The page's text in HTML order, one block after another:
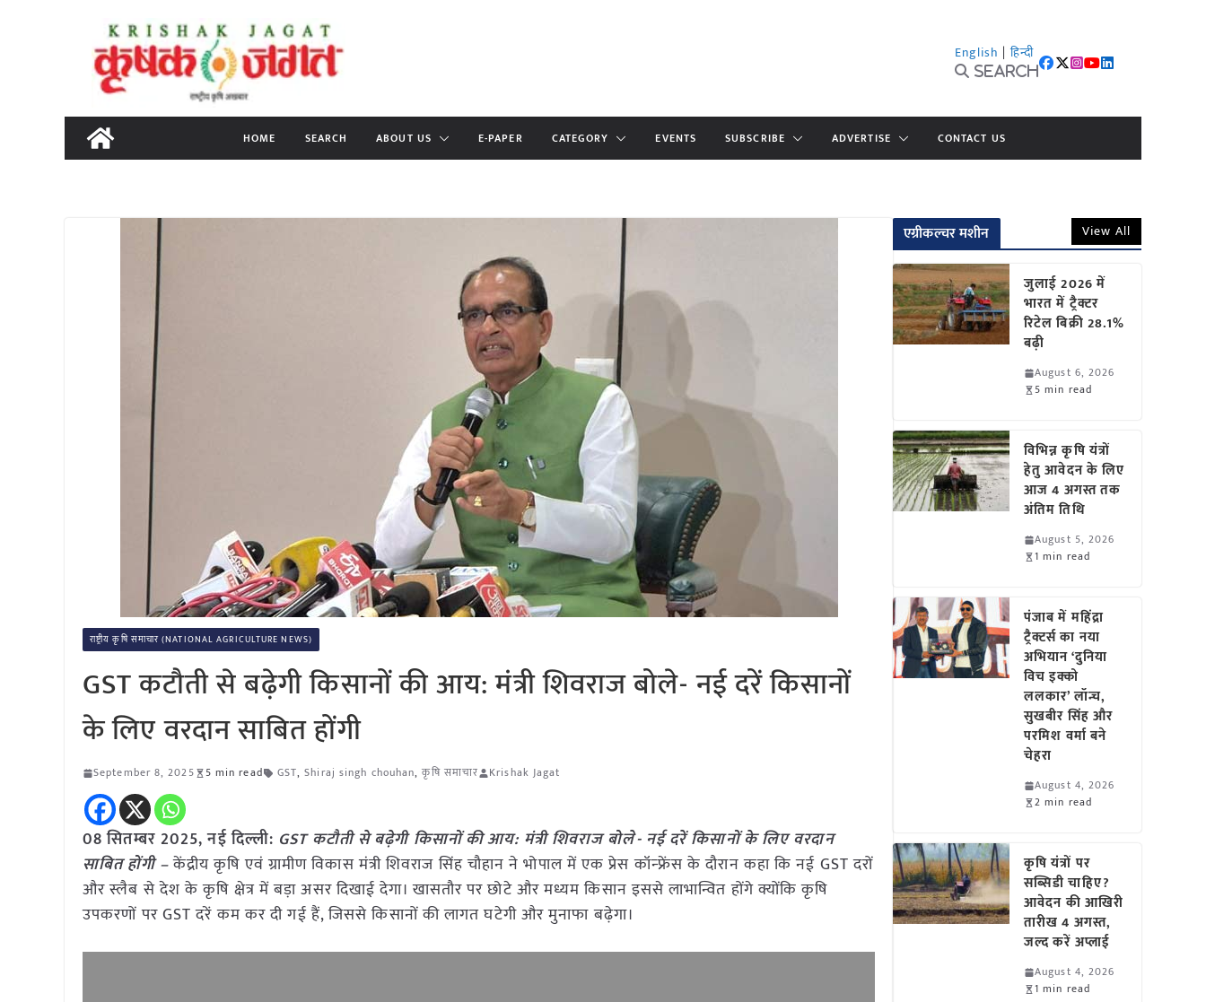
content
English | हिन्दी
Search
HOME SEARCH ABOUT US E-PAPER CATEGORY EVENTS SUBSCRIBE ADVERTISE CONTACT US
राष्ट्रीय कृषि समाचार (NATIONAL AGRICULTURE NEWS)
GST कटौती से बढ़ेगी किसानों की आय: मंत्री शिवराज बोले- नई दरें किसानों
के लिए वरदान साबित होंगी
September 8, 2025 5 min read GST,Shiraj singh chouhan,कृषि समाचार Krishak Jagat
08 सितम्बर 2025, नई दिल्ली: GST कटौती से बढ़ेगी किसानों की आय: मंत्री शिवराज बोले- नई दरें किसानों के लिए वरदान
साबित होंगी –केंद्रीय कृषि एवं ग्रामीण विकास मंत्री शिवराज सिंह चौहान ने भोपाल में एक प्रेस कॉन्फ्रेंस के दौरान कहा कि नई GST दरों
और स्लैब से देश के कृषि क्षेत्र में बड़ा असर दिखाई देगा। खासतौर पर छोटे और मध्यम किसान इससे लाभान्वित होंगे क्योंकि कृषि
उपकरणों पर GST दरें कम कर दी गई हैं, जिससे किसानों की लागत घटेगी और मुनाफा बढ़ेगा।
एग्रीकल्चर मशीन View All
जुलाई 2026 में
भारत में ट्रैक्टर
रिटेल बिक्री 28.1%
बढ़ी
August 6, 2026
5 min read
विभिन्न कृषि यंत्रों
हेतु आवेदन के लिए
आज 4 अगस्त तक
अंतिम तिथि
August 5, 2026
1 min read
पंजाब में महिंद्रा
ट्रैक्टर्स का नया
अभियान ‘दुनिया
विच इक्को
ललकार’ लॉन्च,
सुखबीर सिंह और
परमिश वर्मा बने
चेहरा
August 4, 2026
2 min read
कृषि यंत्रों पर
सब्सिडी चाहिए?
आवेदन की आखिरी
तारीख 4 अगस्त,
जल्द करें अप्लाई
August 4, 2026
1 min read